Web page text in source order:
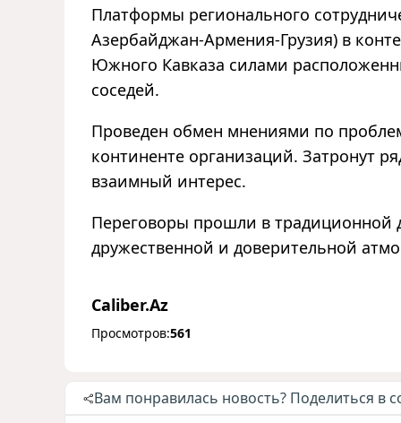
Платформы регионального
Азербайджан-Армения-Грузия) в
Южного Кавказа силами
соседей.
Проведен обмен мнениями по
континенте организаций. Затронут
взаимный интерес.
Переговоры прошли в традиционной
дружественной и доверительной
Caliber.Az
Просмотров:561
Вам понравилась новость? Поделиться в